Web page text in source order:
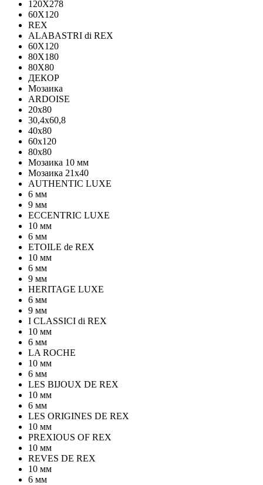
120Х278
60X120
REX
ALABASTRI di REX
60X120
80X180
80X80
ДЕКОР
Мозаика
ARDOISE
20х80
30,4х60,8
40х80
60х120
80х80
Мозаика 10 мм
Мозаика 21х40
AUTHENTIC LUXE
6 мм
9 мм
ECCENTRIC LUXE
10 мм
6 мм
ETOILE de REX
10 мм
6 мм
9 мм
HERITAGE LUXE
6 мм
9 мм
I CLASSICI di REX
10 мм
6 мм
LA ROCHE
10 мм
6 мм
LES BIJOUX DE REX
10 мм
6 мм
LES ORIGINES DE REX
10 мм
PREXIOUS OF REX
10 мм
REVES DE REX
10 мм
6 мм